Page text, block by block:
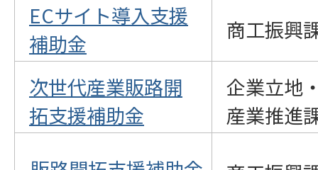
ECサイト導入支援
補助金
商工振興
次世代産業販路開
拓支援補助金
企業立地
産業推進